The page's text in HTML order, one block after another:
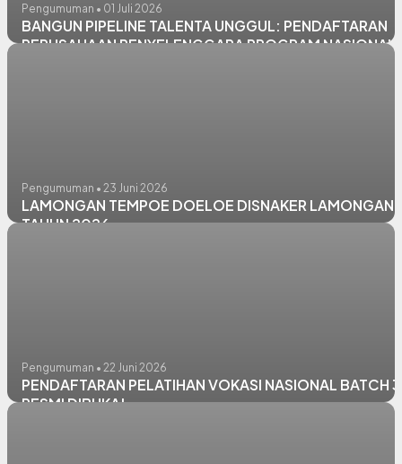
Pengumuman • 01 Juli 2026
BANGUN PIPELINE TALENTA UNGGUL: PENDAFTARAN
PERUSAHAAN PENYELENGGARA PROGRAM NASIONAL
Pengumuman • 23 Juni 2026
LAMONGAN TEMPOE DOELOE DISNAKER LAMONGAN
TAHUN 2026
Pengumuman • 22 Juni 2026
PENDAFTARAN PELATIHAN VOKASI NASIONAL BATCH 3
RESMI DIBUKA!